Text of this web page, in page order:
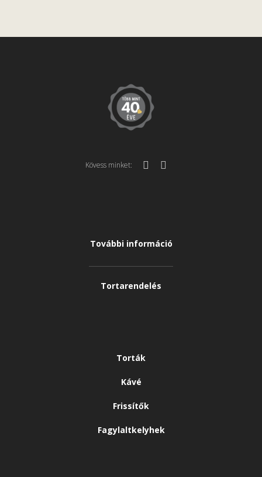
Kövess minket:
További információ
Tortarendelés
Torták
Kávé
Frissítők
Fagylaltkelyhek